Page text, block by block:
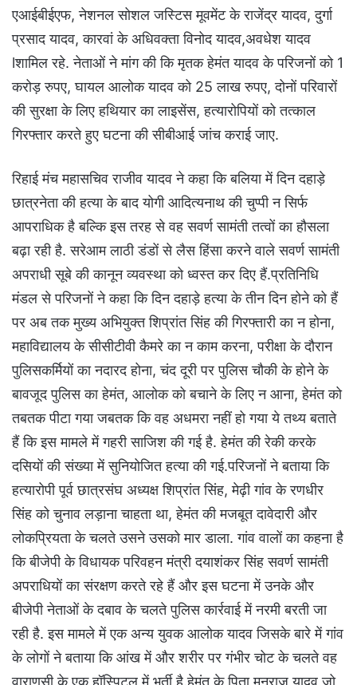
एआईबीईएफ, नेशनल सोशल जस्टिस मूवमेंट के राजेंद्र यादव, दुर्गा
प्रसाद यादव, कारवां के अधिवक्ता विनोद यादव,अवधेश यादव
lशामिल रहे. नेताओं ने मांग की कि मृतक हेमंत यादव के परिजनों को 1
करोड़ रुपए, घायल आलोक यादव को 25 लाख रुपए, दोनों परिवारों
की सुरक्षा के लिए हथियार का लाइसेंस, हत्यारोपियों को तत्काल
गिरफ्तार करते हुए घटना की सीबीआई जांच कराई जाए.
रिहाई मंच महासचिव राजीव यादव ने कहा कि बलिया में दिन दहाड़े
छात्रनेता की हत्या के बाद योगी आदित्यनाथ की चुप्पी न सिर्फ
आपराधिक है बल्कि इस तरह से वह सवर्ण सामंती तत्वों का हौसला
बढ़ा रही है. सरेआम लाठी डंडों से लैस हिंसा करने वाले सवर्ण सामंती
अपराधी सूबे की कानून व्यवस्था को ध्वस्त कर दिए हैं.प्रतिनिधि
मंडल से परिजनों ने कहा कि दिन दहाड़े हत्या के तीन दिन होने को हैं
पर अब तक मुख्य अभियुक्त शिप्रांत सिंह की गिरफ्तारी का न होना,
महाविद्यालय के सीसीटीवी कैमरे का न काम करना, परीक्षा के दौरान
पुलिसकर्मियों का नदारद होना, चंद दूरी पर पुलिस चौकी के होने के
बावजूद पुलिस का हेमंत, आलोक को बचाने के लिए न आना, हेमंत को
तबतक पीटा गया जबतक कि वह अधमरा नहीं हो गया ये तथ्य बताते
हैं कि इस मामले में गहरी साजिश की गई है. हेमंत की रेकी करके
दसियों की संख्या में सुनियोजित हत्या की गई.परिजनों ने बताया कि
हत्यारोपी पूर्व छात्रसंघ अध्यक्ष शिप्रांत सिंह, मेढ़ी गांव के रणधीर
सिंह को चुनाव लड़ाना चाहता था, हेमंत की मजबूत दावेदारी और
लोकप्रियता के चलते उसने उसको मार डाला. गांव वालों का कहना है
कि बीजेपी के विधायक परिवहन मंत्री दयाशंकर सिंह सवर्ण सामंती
अपराधियों का संरक्षण करते रहे हैं और इस घटना में उनके और
बीजेपी नेताओं के दबाव के चलते पुलिस कार्रवाई में नरमी बरती जा
रही है. इस मामले में एक अन्य युवक आलोक यादव जिसके बारे में गांव
के लोगों ने बताया कि आंख में और शरीर पर गंभीर चोट के चलते वह
वाराणसी के एक हॉस्पिटल में भर्ती है.हेमंत के पिता मनराज यादव जो